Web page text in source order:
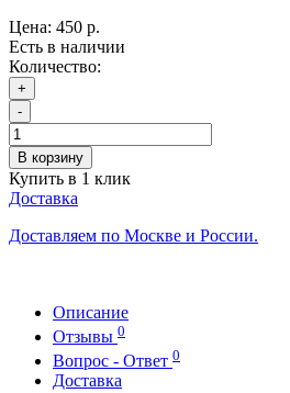
Цена: 450 р.
Есть в наличии
Количество:
+
-
В корзину
Купить в 1 клик
Доставка
Доставляем по Москве и России.
Описание
Отзывы 0
Вопрос - Ответ 0
Доставка